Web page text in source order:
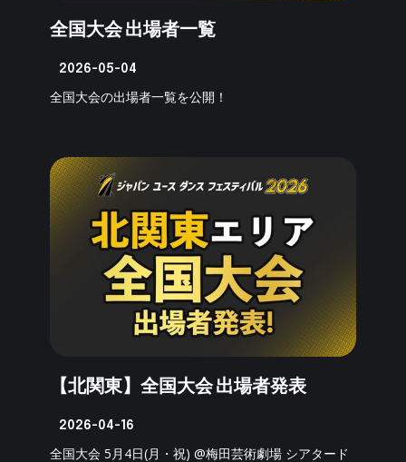
全国大会 出場者一覧
2026-05-04
全国大会の出場者一覧を公開！
【北関東】全国大会 出場者発表
2026-04-16
全国大会 5月4日(月・祝) @梅田芸術劇場 シアタード